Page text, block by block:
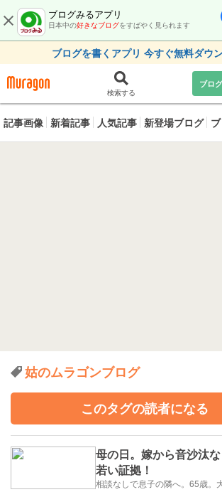
ブログみるアプリ
日本中の好きなブログをすばやく見られます
ブログを書くアプリ 今すぐ無料ダウ
検索する
ブロ
記事画像 新着記事 人気記事 新登場ブログ
姑のムラゴンブログ
このタグの読者になる
母の日。嫁から音沙汰
若い証拠！